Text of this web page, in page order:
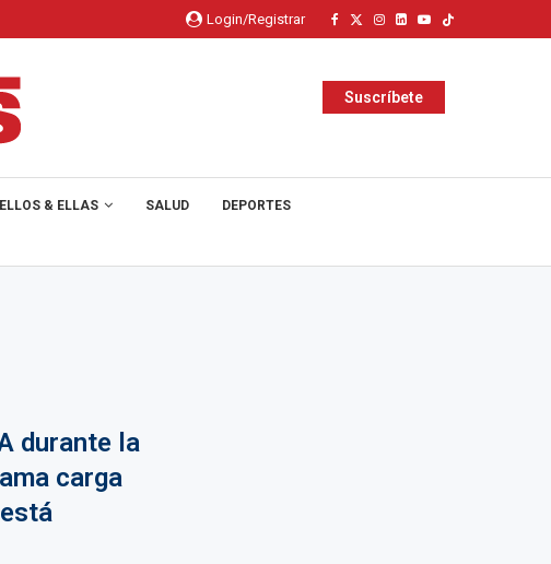
Login/Registrar
Suscríbete
ELLOS & ELLAS SALUD DEPORTES
durante la
carga